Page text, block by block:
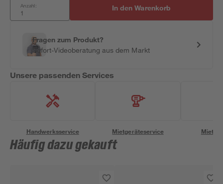
Anzahl: In den Warenkorb
Fragen zum Produkt?
Sofort-Videoberatung aus dem Markt
Unsere passenden Services
Handwerksservice Mietgeräteservice
Häufig dazu gekauft